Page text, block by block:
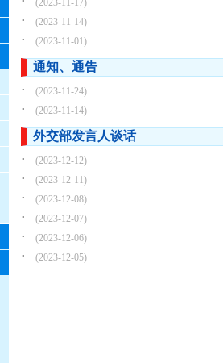
(2023-11-17)
· (2023-11-14)
· (2023-11-01)
通知、通告
·
(2023-11-24)
· (2023-11-14)
外交部发言人谈话
·
(2023-12-12)
· (2023-12-11)
· (2023-12-08)
· (2023-12-07)
· (2023-12-06)
· (2023-12-05)